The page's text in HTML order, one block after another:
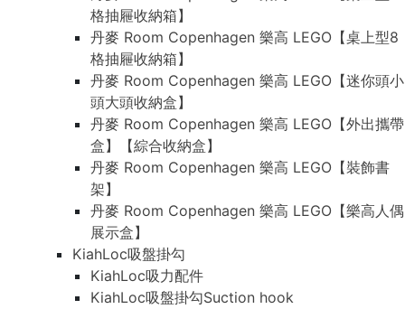
格抽屜收納箱】
丹麥 Room Copenhagen 樂高 LEGO【桌上型8
格抽屜收納箱】
丹麥 Room Copenhagen 樂高 LEGO【迷你頭小
頭大頭收納盒】
丹麥 Room Copenhagen 樂高 LEGO【外出攜帶
盒】【綜合收納盒】
丹麥 Room Copenhagen 樂高 LEGO【裝飾書
架】
丹麥 Room Copenhagen 樂高 LEGO【樂高人偶
展示盒】
KiahLoc吸盤掛勾
KiahLoc吸力配件
KiahLoc吸盤掛勾Suction hook